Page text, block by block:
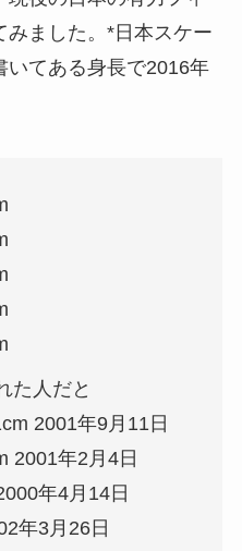
みました。*日本スケー
いてある身長で2016年
た人だと
2001年9月11日
2001年2月4日
年4月14日
年3月26日